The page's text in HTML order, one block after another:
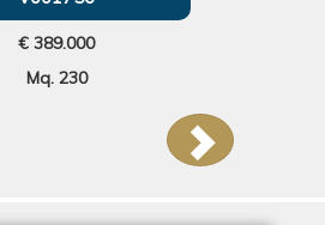
€ 389.000
Mq. 230